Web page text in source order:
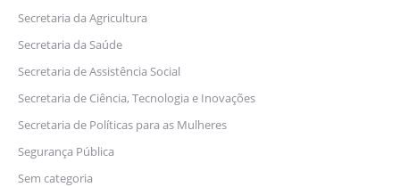
Secretaria da Agricultura
Secretaria da Saúde
Secretaria de Assistência Social
Secretaria de Ciência, Tecnologia e Inovações
Secretaria de Políticas para as Mulheres
Segurança Pública
Sem categoria